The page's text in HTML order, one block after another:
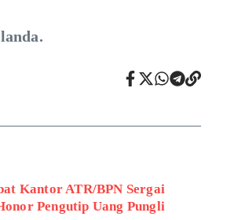
Kantor ATR/BPN Sergai
Pengutip Uang Pungli